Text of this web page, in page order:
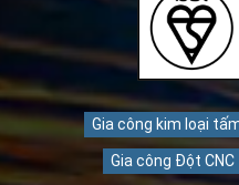
Gia công kim loại
Gia công Đột CNC